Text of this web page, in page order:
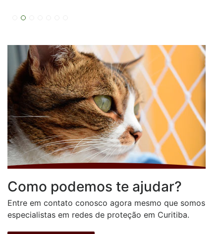
Como podemos te ajudar?
Entre em contato conosco agora mesmo que somos
especialistas em redes de proteção em Curitiba.